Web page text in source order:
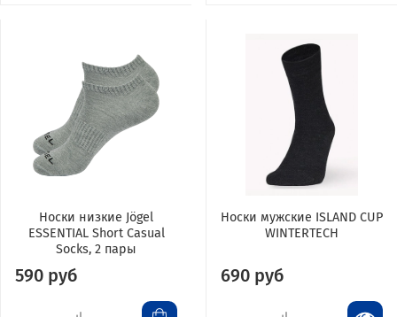
Носки низкие Jögel
ESSENTIAL Short Casual
Socks, 2 пары
590 руб
Носки мужские ISLAND CUP
WINTERTECH
690 руб